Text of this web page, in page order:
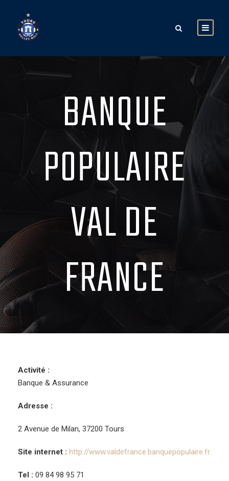
BANQUE
POPULAIRE
VAL DE
FRANCE
Activité :
Banque & Assurance
Adresse :
2 Avenue de Milan, 37200 Tours
Site internet : http://www.valdefrance.banquepopulaire.fr
Tel : 09 84 98 95 71